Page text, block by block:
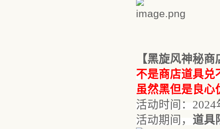
【黑旋风神秘商
不是商店道具兑
虽然黑但是良心
活动时间： 2024
活动期间， 道具